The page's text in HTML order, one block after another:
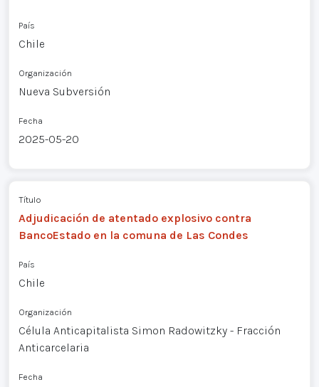
País
Chile
Organización
Nueva Subversión
Fecha
2025-05-20
Título
Adjudicación de atentado explosivo contra
BancoEstado en la comuna de Las Condes
País
Chile
Organización
Célula Anticapitalista Simon Radowitzky - Fracción
Anticarcelaria
Fecha